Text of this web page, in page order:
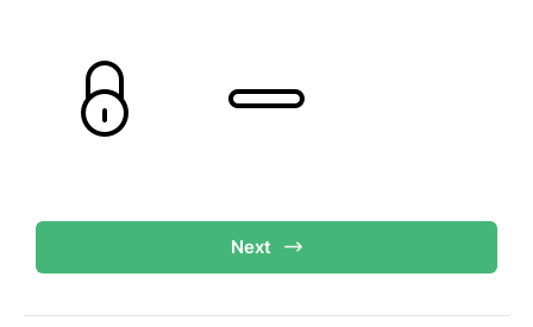
Next